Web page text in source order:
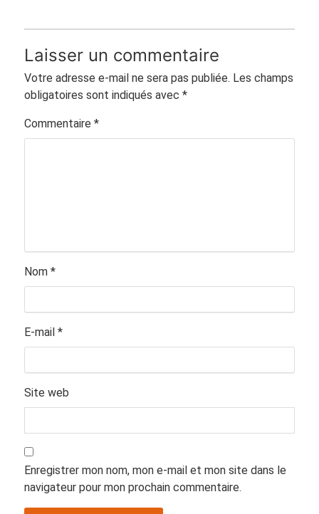
Laisser un commentaire
Votre adresse e-mail ne sera pas publiée. Les champs
obligatoires sont indiqués avec *
Commentaire *
Nom *
E-mail *
Site web
Enregistrer mon nom, mon e-mail et mon site dans le
navigateur pour mon prochain commentaire.